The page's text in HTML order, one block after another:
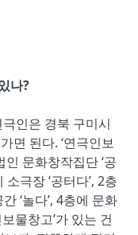
나?
인은 경북 구미시
면 된다. ‘연극인보
문화창작집단 ‘공
극장 ‘공터다’, 2층
‘놀다’, 4층에 문화
보물창고’가 있는 건